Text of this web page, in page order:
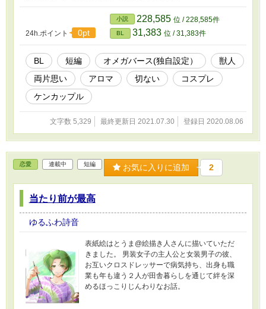
24h.ポイント 0pt
小説 228,585 位 / 228,585件
BL 31,383 位 / 31,383件
BL 短編 オメガバース(独自設定）
獣人
両片思い
アロマ 切ない
コスプレ
ケンカップル
文字数 5,329 最終更新日 2021.07.30 登録日 2020.08.06
恋愛 連載中 短編 お気に入りに追加 2
当たり前が最高
ゆるふわ詩音
表紙絵はとうま@絵描き人さんに描いていただ
きました。 男装女子の主人公と女装男子の彼、
お互いクロスドレッサーで病気持ち、出身も職
業も年も違う２人が田舎暮らしを通じて絆を深
めるほっこりじんわりなお話。